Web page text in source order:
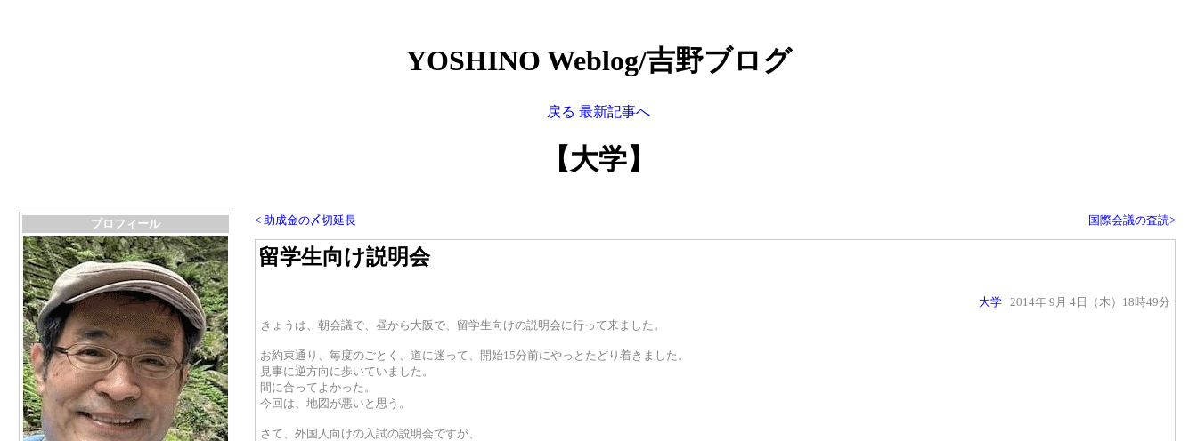
YOSHINO Weblog/吉野ブログ
戻る 最新記事へ
【大学】
プロフィール < 助成金の〆切延長 国際会議の査読>
留学生向け説明会
大学 | 2014年 9月 4日（木）18時49分
きょうは、朝会議で、昼から大阪で、留学生向けの説明会に行って来ました。
お約束通り、毎度のごとく、道に迷って、開始15分前にやっとたどり着きました。
見事に逆方向に歩いていました。
間に合ってよかった。
今回は、地図が悪いと思う。
さて、外国人向けの入試の説明会ですが、